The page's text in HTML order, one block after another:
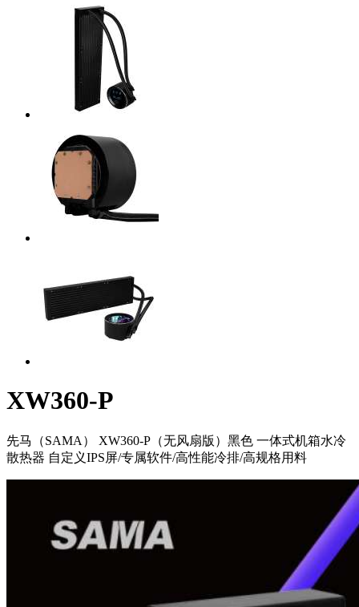
XW360-P
先马（SAMA） XW360-P（无风扇版）黑色 一体式机箱水冷
散热器 自定义IPS屏/专属软件/高性能冷排/高规格用料